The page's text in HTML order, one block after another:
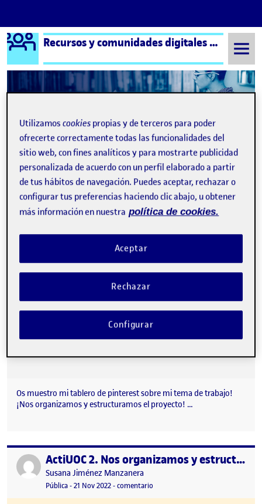
Saltar al contenido
Logo Ágora Recursos y comunidades digitales aula 1
Susana Jiménez
Manzanera
Publicado porTABLERO PINTEREST
Publicado por
Susana Jiménez Manzanera
Os muestro mi tablero de pinterest sobre mi tema de trabajo!
¡Nos organizamos y estructuramos el proyecto! …
Publicado por ActiUOC 2. Nos organizamos y estructuramos el proyecto
Publicado por
Susana Jiménez Manzanera
Visibilidad:
Pública-Fecha de publicación
21 Nov 2022-comentario
Utilizamoscookies propias y de terceros para poder
ofrecerte correctamente todas las funcionalidades del
sitio web, con fines analíticos y para mostrarte publicidad
personalizada de acuerdo con un perfil elaborado a partir
de tus hábitos de navegación. Puedes aceptar, rechazar o
configurar tus preferencias haciendo clic abajo, u obtener
más información en nuestra política de cookies.
Rechazar
Aceptar
Configurar